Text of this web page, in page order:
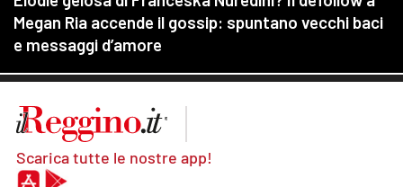
Scarica tutte le nostre app!